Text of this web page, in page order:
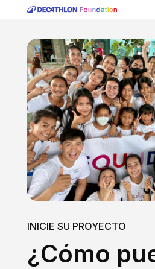
INICIE SU PROYECTO
¿Cómo